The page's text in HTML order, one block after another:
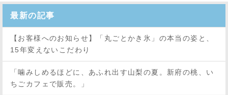
最新の記事
【お客様へのお知らせ】「丸ごとかき氷」の本当の姿と、
15年変えないこだわり
「噛みしめるほどに、あふれ出す山梨の夏。新府の桃、い
ちごカフェで販売。」